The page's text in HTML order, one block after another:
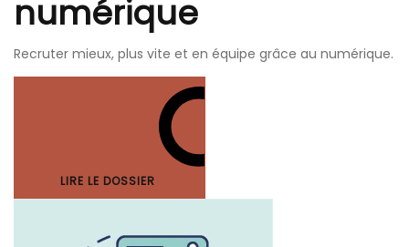
numérique
Recruter mieux, plus vite et en équipe grâce au numérique.
LIRE LE DOSSIER